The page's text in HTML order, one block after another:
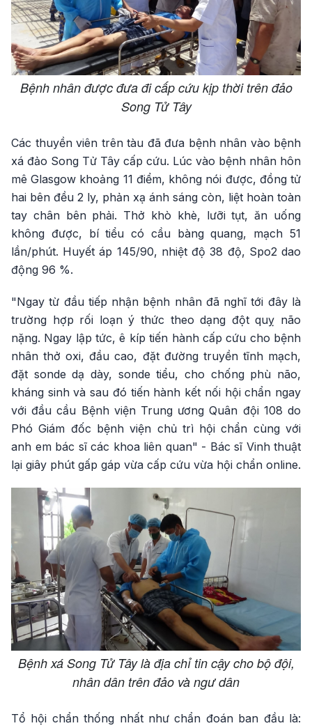
Bệnh nhân được đưa đi cấp cứu kịp thời trên đảo
Song Tử Tây
Các thuyền viên trên tàu đã đưa bệnh nhân vào bệnh
xá đảo Song Tử Tây cấp cứu. Lúc vào bệnh nhân hôn
mê Glasgow khoảng 11 điểm, không nói được, đồng tử
hai bên đều 2 ly, phản xạ ánh sáng còn, liệt hoàn toàn
tay chân bên phải. Thở khò khè, lưỡi tụt, ăn uống
không được, bí tiểu có cầu bàng quang, mạch 51
lần/phút. Huyết áp 145/90, nhiệt độ 38 độ, Spo2 dao
động 96 %.
"Ngay từ đầu tiếp nhận bệnh nhân đã nghĩ tới đây là
trường hợp rối loạn ý thức theo dạng đột quỵ não
nặng. Ngay lập tức, ê kíp tiến hành cấp cứu cho bệnh
nhân thở oxi, đầu cao, đặt đường truyền tĩnh mạch,
đặt sonde dạ dày, sonde tiểu, cho chống phù não,
kháng sinh và sau đó tiến hành kết nối hội chẩn ngay
với đầu cầu Bệnh viện Trung ương Quân đội 108 do
Phó Giám đốc bệnh viện chủ trì hội chẩn cùng với
anh em bác sĩ các khoa liên quan" - Bác sĩ Vinh thuật
lại giây phút gấp gáp vừa cấp cứu vừa hội chẩn online.
Bệnh xá Song Tử Tây là địa chỉ tin cậy cho bộ đội,
nhân dân trên đảo và ngư dân
Tổ hội chẩn thống nhất như chẩn đoán ban đầu là: